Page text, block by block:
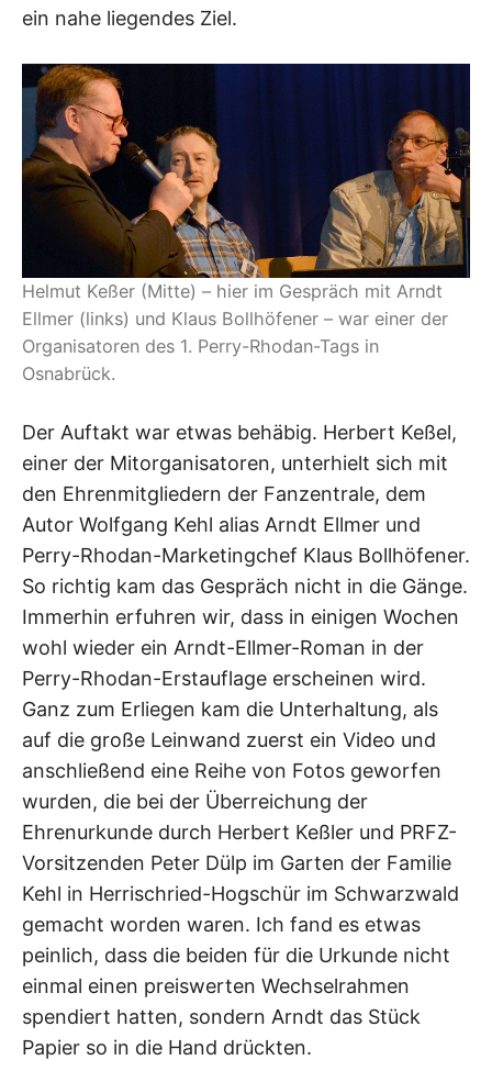
ein nahe liegendes Ziel.
Helmut Keßer (Mitte) – hier im Gespräch mit Arndt
Ellmer (links) und Klaus Bollhöfener – war einer der
Organisatoren des 1. Perry-Rhodan-Tags in
Osnabrück.
Der Auftakt war etwas behäbig. Herbert Keßel,
einer der Mitorganisatoren, unterhielt sich mit
den Ehrenmitgliedern der Fanzentrale, dem
Autor Wolfgang Kehl alias Arndt Ellmer und
Perry-Rhodan-Marketingchef Klaus Bollhöfener.
So richtig kam das Gespräch nicht in die Gänge.
Immerhin erfuhren wir, dass in einigen Wochen
wohl wieder ein Arndt-Ellmer-Roman in der
Perry-Rhodan-Erstauflage erscheinen wird.
Ganz zum Erliegen kam die Unterhaltung, als
auf die große Leinwand zuerst ein Video und
anschließend eine Reihe von Fotos geworfen
wurden, die bei der Überreichung der
Ehrenurkunde durch Herbert Keßler und PRFZ-
Vorsitzenden Peter Dülp im Garten der Familie
Kehl in Herrischried-Hogschür im Schwarzwald
gemacht worden waren. Ich fand es etwas
peinlich, dass die beiden für die Urkunde nicht
einmal einen preiswerten Wechselrahmen
spendiert hatten, sondern Arndt das Stück
Papier so in die Hand drückten.